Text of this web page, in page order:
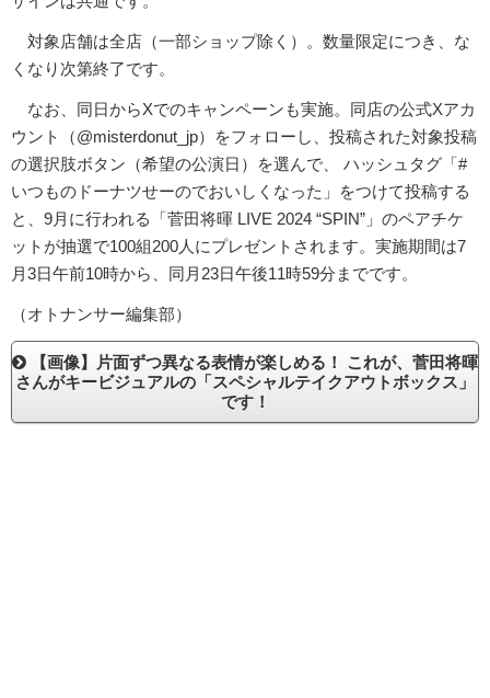
対象店舗は全店（一部ショップ除く）。数量限定につき、な
くなり次第終了です。
なお、同日からXでのキャンペーンも実施。同店の公式Xアカ
ウント（@misterdonut_jp）をフォローし、投稿された対象投稿
の選択肢ボタン（希望の公演日）を選んで、 ハッシュタグ「#
いつものドーナツせーのでおいしくなった」をつけて投稿する
と、9月に行われる「菅田将暉 LIVE 2024 “SPIN”」のペアチケ
ットが抽選で100組200人にプレゼントされます。実施期間は7
月3日午前10時から、同月23日午後11時59分までです。
（オトナンサー編集部）
【画像】片面ずつ異なる表情が楽しめる！ これが、菅田将暉
さんがキービジュアルの「スペシャルテイクアウトボックス」
です！